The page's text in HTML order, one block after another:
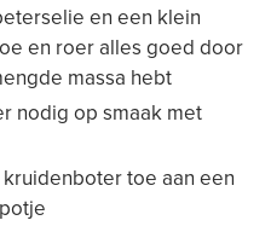
en een klein
en roer alles goed door
massa hebt
nodig op smaak met
toe aan een